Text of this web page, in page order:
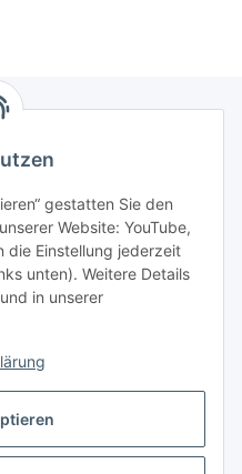
gestatten Sie den
Website: YouTube,
die Einstellung jederzeit
unten). Weitere Details
und in unserer